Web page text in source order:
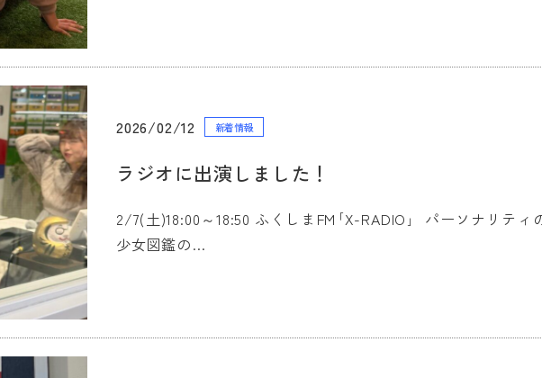
2026/02/12 新着情報
ラジオに出演しました！
2/7(土)18:00～18:50 ふくしまFM｢X-RADIO｣ ⁡ パーソナリテ
少女図鑑の…